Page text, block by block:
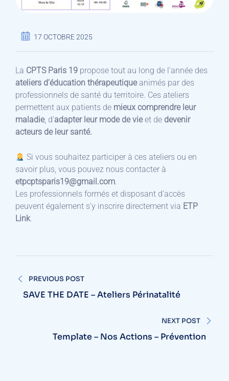
17 OCTOBRE 2025
La CPTS Paris 19 propose tout au long de l’année des
ateliers d’éducation thérapeutiqueanimés par des
professionnels de santé du territoire. Ces ateliers
permettent aux patients de mieux comprendre leur
maladie, d’adapter leur mode de vieet de devenir
acteurs de leur santé.
Si vous souhaitez participer à ces ateliers ou en
savoir plus, vous pouvez nous contacter à
etpcptsparis19@gmail.com.
Les professionnels formés et disposant d’accès
peuvent également s’y inscrire directement via ETP
Link.
PREVIOUS POST
SAVE THE DATE – Ateliers Périnatalité
NEXT POST
Template – Nos Actions – Prévention